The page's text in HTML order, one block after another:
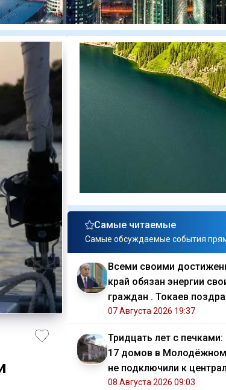
Самые читаемые
Самые обсуждаемые события
Всеми своими
край обязан энергии
граждан . Токаев
жителей СКО с 90 летием
07 Августа 2026 19:37
Тридцать лет с
17 домов в Молодёжном
не подключили к
отоплению
08 Августа 2026 09:03